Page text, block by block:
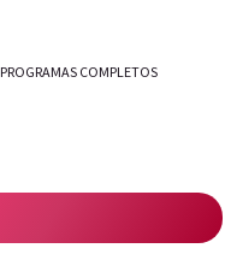
PROGRAMAS COMPLETOS